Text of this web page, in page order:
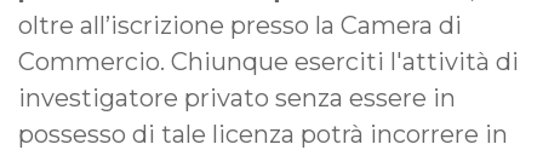
oltre all’iscrizione presso la Camera di
Commercio. Chiunque eserciti l'attività di
investigatore privato senza essere in
possesso di tale licenza potrà incorrere in